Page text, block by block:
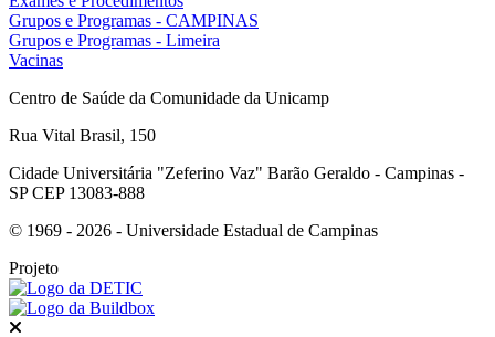
Grupos e Programas - CAMPINAS
Grupos e Programas - Limeira
Vacinas
Centro de Saúde da Comunidade da Unicamp
Rua Vital Brasil, 150
Cidade Universitária "Zeferino Vaz" Barão Geraldo - Campinas -
SP CEP 13083-888
© 1969 - 2026 - Universidade Estadual de Campinas
Projeto